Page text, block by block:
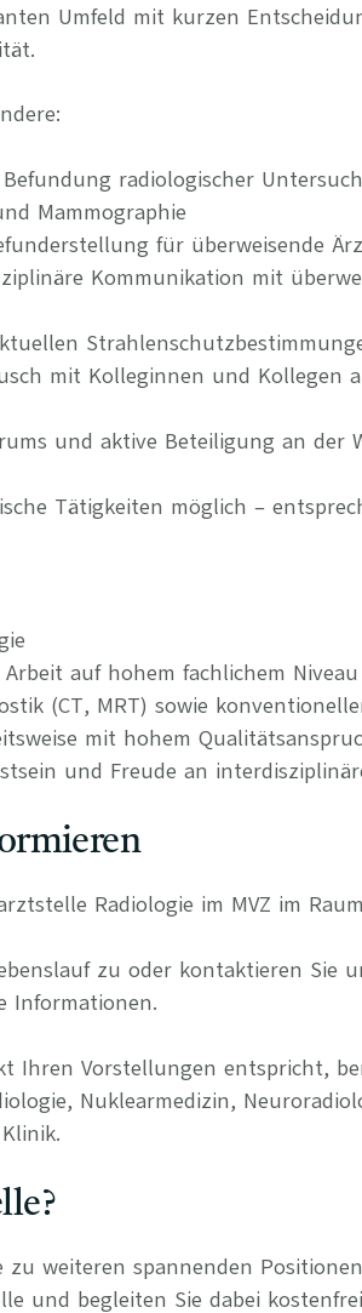
Umfeld mit kurzen
radiologischer
Mammographie
für überweisende
Kommunikation mit
mit Kolleginnen und Kollegen
und aktive Beteiligung an der
Tätigkeiten möglich –
auf hohem fachlichem Niveau
(CT, MRT) sowie
mit hohem
und Freude an
Radiologie im MVZ im
zu oder kontaktieren Sie
Informationen.
Ihren Vorstellungen entspricht,
Nuklearmedizin,
weiteren spannenden
und begleiten Sie dabei